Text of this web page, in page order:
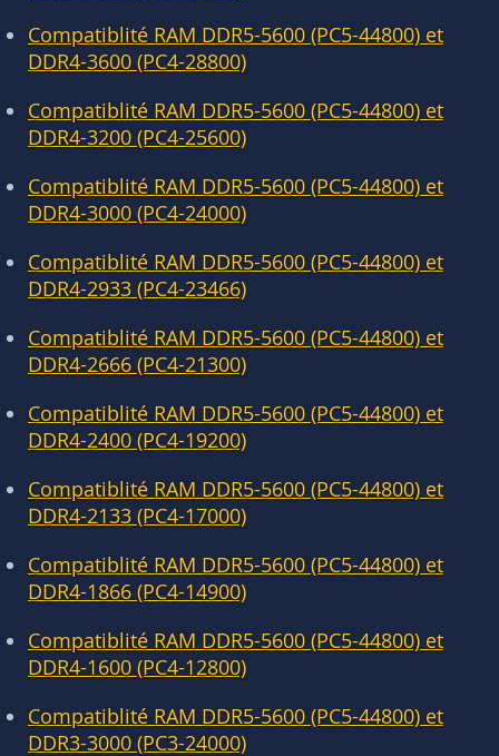
Compatiblité RAM DDR5-5600 (PC5-44800) et
DDR4-3600 (PC4-28800)
Compatiblité RAM DDR5-5600 (PC5-44800) et
DDR4-3200 (PC4-25600)
Compatiblité RAM DDR5-5600 (PC5-44800) et
DDR4-3000 (PC4-24000)
Compatiblité RAM DDR5-5600 (PC5-44800) et
DDR4-2933 (PC4-23466)
Compatiblité RAM DDR5-5600 (PC5-44800) et
DDR4-2666 (PC4-21300)
Compatiblité RAM DDR5-5600 (PC5-44800) et
DDR4-2400 (PC4-19200)
Compatiblité RAM DDR5-5600 (PC5-44800) et
DDR4-2133 (PC4-17000)
Compatiblité RAM DDR5-5600 (PC5-44800) et
DDR4-1866 (PC4-14900)
Compatiblité RAM DDR5-5600 (PC5-44800) et
DDR4-1600 (PC4-12800)
Compatiblité RAM DDR5-5600 (PC5-44800) et
DDR3-3000 (PC3-24000)